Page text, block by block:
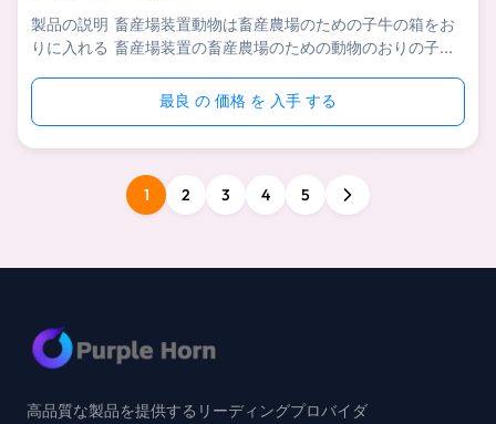
製品の説明 畜産場装置動物は畜産農場のための子牛の箱をお
りに入れる 畜産場装置の畜産農場のための動物のおりの子牛
めの非常にきれいな生活環境を作成する。子牛の箱は集中され
た供給の子牛の早い使用を高めることを、子牛の体格を改善す
環境を改良し、下痢の疾病率および胃腸炎の危険を減らすこと
ができ子牛の残存率をに90%以上高める。 指定 プロダクト
最良 の 価格 を 入手 する
1 2 3 4 5
高品質な製品を提供するリーディングプロバイダ